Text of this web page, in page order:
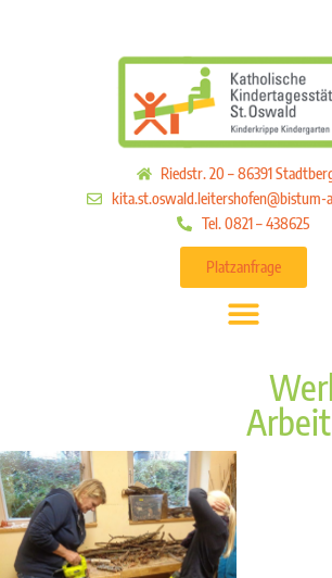
Riedstr. 20 – 86391
kita.st.oswald.leitershofen@bistum-
Tel. 0821 – 438625
Platzanfrage